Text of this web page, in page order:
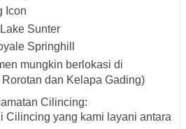
Icon
Sunter
Springhill
mungkin berlokasi di
dan Kelapa Gading)
Cilincing:
Cilincing yang kami layani antara